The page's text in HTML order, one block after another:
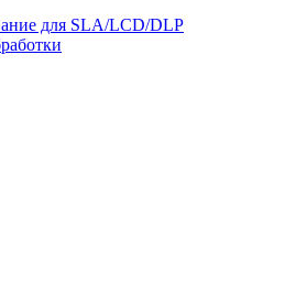
для SLA/LCD/DLP